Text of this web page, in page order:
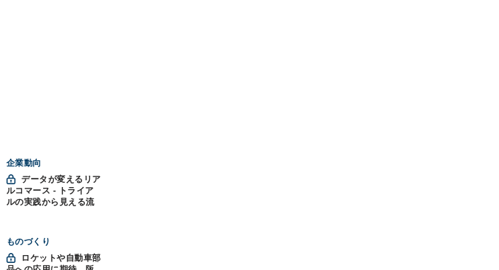
企業動向
データが変えるリア
ルコマース - トライア
ルの実践から見える流
ものづくり